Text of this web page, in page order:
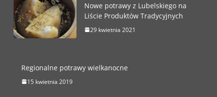
Nowe potrawy z Lubelskiego na
Liście Produktów Tradycyjnych
29 kwietnia 2021
Regionalne potrawy wielkanocne
15 kwietnia 2019